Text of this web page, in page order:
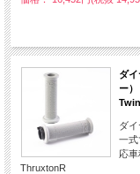
ダ
ー
ダ
一
応
ThruxtonR